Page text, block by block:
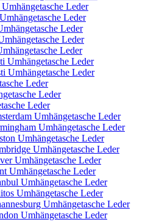
Leder
Leder
Leder
Leder
Leder
Umhängetasche Leder
Umhängetasche Leder
Leder
Leder
Leder
Umhängetasche Leder
Umhängetasche Leder
Umhängetasche Leder
Umhängetasche Leder
Umhängetasche Leder
Umhängetasche Leder
Umhängetasche Leder
Umhängetasche Leder
Umhängetasche Leder
Umhängetasche Leder